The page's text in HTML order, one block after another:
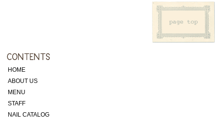
HOME
ABOUT US
MENU
STAFF
NAIL CATALOG